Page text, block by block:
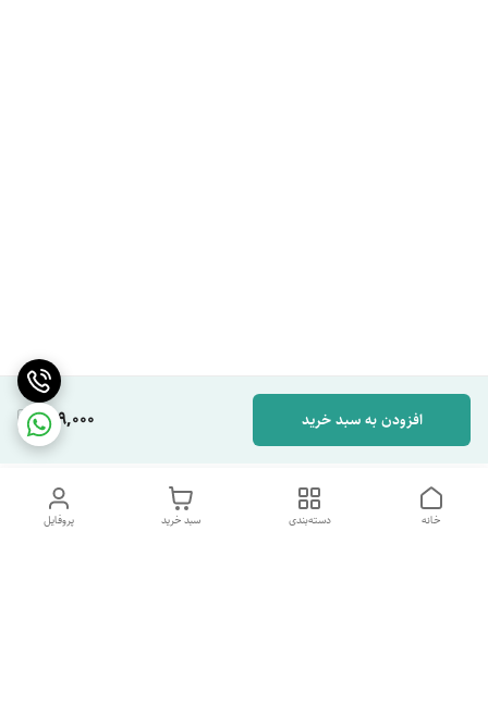
649,000 افزودن به سبد خرید
پروفایل سبد خرید دسته‌بندی خانه